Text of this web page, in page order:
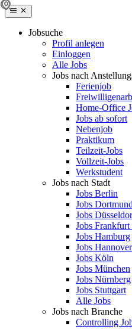
Jobsuche
Profil anlegen
Einloggen
Alle Jobs
Jobs nach
Ferienjob
Home-Office
Jobs ab sofort
Nebenjob
Praktikum
Teilzeit-Jobs
Vollzeit-Jobs
Werkstudent
Jobs nach Stadt
Jobs Berlin
Jobs Dortmund
Jobs
Jobs
Jobs Hamburg
Jobs Hannover
Jobs Köln
Jobs München
Jobs Nürnberg
Jobs Stuttgart
Alle Jobs
Jobs nach Branche
Controlling